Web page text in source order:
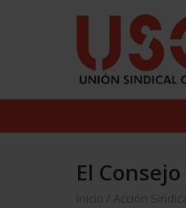
El
Inicio Acción Sindical